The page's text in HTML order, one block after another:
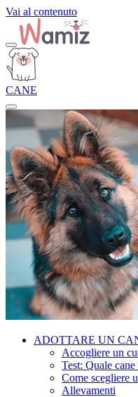
Vai al contenuto
CANE
ADOTTARE UN
Accogliere un
Test: Quale cane
Come scegliere
Allevamenti